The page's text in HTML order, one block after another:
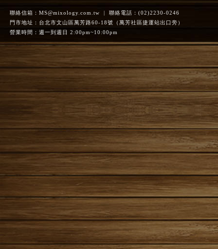
聯絡信箱： MS@mixology.com.tw | 聯絡電話：(02)2230-0246
門市地址：台北市文山區萬芳路60-18號（萬芳社區捷運站出口旁）
營業時間：週一到週日 2:00pm~10:00pm